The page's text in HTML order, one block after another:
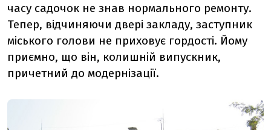
часу садочок не знав нормального ремонту.
Тепер, відчиняючи двері закладу, заступник
міського голови не приховує гордості. Йому
приємно, що він, колишній випускник,
причетний до модернізації.